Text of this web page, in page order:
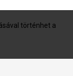
történhet a